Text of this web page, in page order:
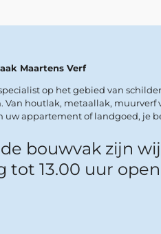
Maartens Verf
op het gebied van
Van houtlak, metaallak, muurverf
uw appartement of landgoed, je
bouwvak zijn wij
tot 13.00 uur